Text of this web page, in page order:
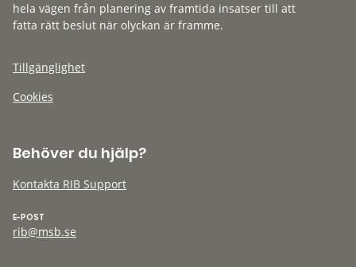
hela vägen från planering av framtida insatser till att
fatta rätt beslut när olyckan är framme.
Tillgänglighet
Cookies
Behöver du hjälp?
Kontakta RIB Support
E-POST
rib@msb.se